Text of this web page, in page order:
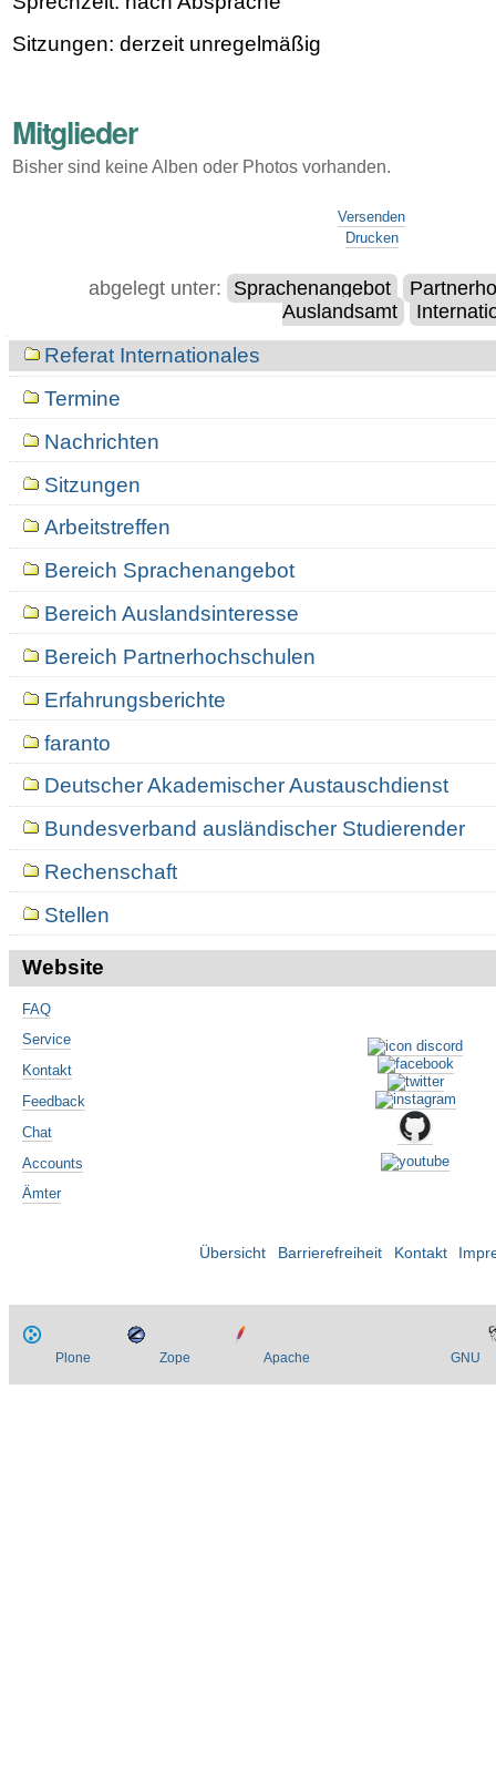
Sitzungen: derzeit unregelmäßig
Mitglieder
Bisher sind keine Alben oder Photos vorhanden.
Versenden
Drucken
abgelegt unter: Sprachenangebot
Auslandsamt
NavigationReferat Internationales
Termine
Nachrichten
Sitzungen
Arbeitstreffen
Bereich Sprachenangebot
Bereich Auslandsinteresse
Bereich Partnerhochschulen
Erfahrungsberichte
faranto
Deutscher Akademischer Austauschdienst
Bundesverband ausländischer Studierender
Rechenschaft
Stellen
Website
FAQ
Service
Kontakt
Feedback
Chat
Accounts
Ämter
Übersicht Barrierefreiheit Kontakt
Plone Zope Apache GNU